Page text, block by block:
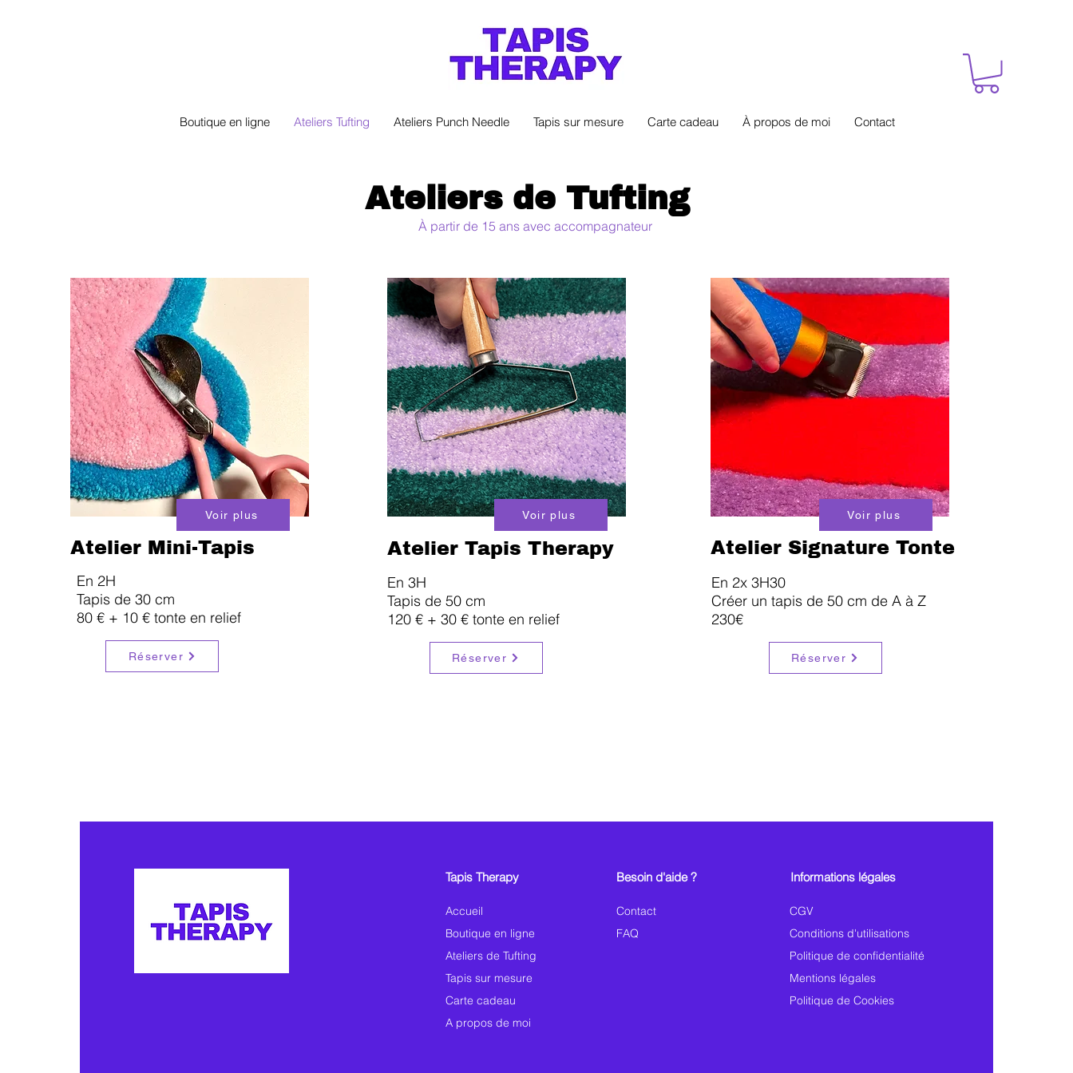
Boutique en ligne Ateliers Tufting Ateliers Punch Needle Tapis sur mesure Carte cadeau À propos de moi Contact
Voir plus
Atelier Mini-Tapis
En 2H
Tapis de 30 cm
80 € + 10 € tonte en relief
Réserver
Ateliers de Tufting
À partir de 15 ans avec accompagnateur
Voir plus
Atelier Tapis Therapy
En 3H
Tapis de 50 cm
120 € + 30 € tonte en relief
Réserver
Voir plus
Atelier Signature Tonte
En 2x 3H30
Créer un tapis de 50 cm de A à Z
​230€
Réserver
Tapis Therapy
Accueil
Boutique en ligne
Ateliers de Tufting
Tapis sur mesure
Carte cadeau
A propos de moi
Besoin d'aide ?
Contact
FAQ
Informations légales
CGV
Conditions d'utilisations
Politique de confidentialité
Mentions légales
Politique de Cookies